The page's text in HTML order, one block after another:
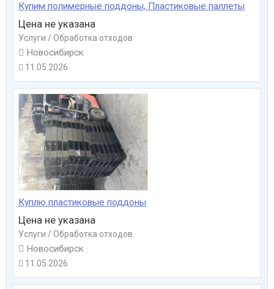
Купим полимерные поддоны, Пластиковые паллеты
Цена не указана
Услуги / Обработка отходов
 Новосибирск
 11.05.2026
Куплю пластиковые поддоны
Цена не указана
Услуги / Обработка отходов
 Новосибирск
 11.05.2026